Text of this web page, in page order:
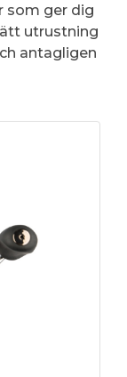
som ger dig
utrustning
antagligen